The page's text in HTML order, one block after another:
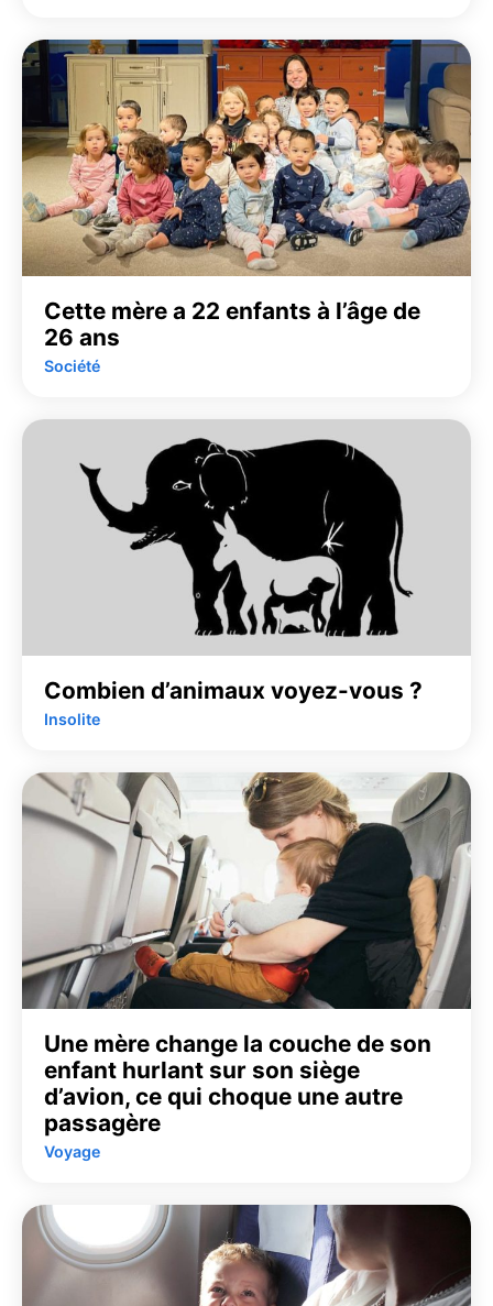
Cette mère a 22 enfants à l’âge de
26 ans
Société
Combien d’animaux voyez-vous ?
Insolite
Une mère change la couche de son
enfant hurlant sur son siège
d’avion, ce qui choque une autre
passagère
Voyage